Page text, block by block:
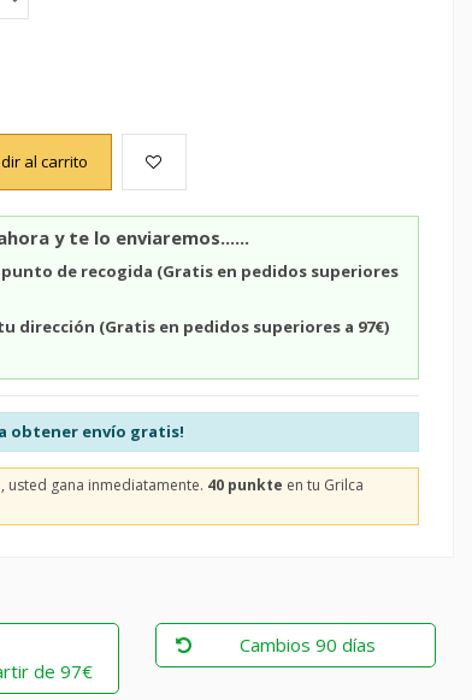
al carrito
y te lo enviaremos......
punto de recogida (Gratis en pedidos superiores
dirección (Gratis en pedidos superiores a 97€)
obtener envío gratis!
gana inmediatamente. 40 punkte en tu Grilca
de 97€
Cambios 90 días